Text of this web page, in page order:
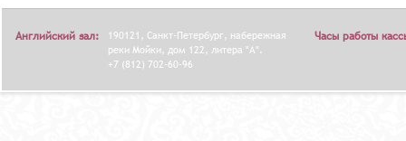
Английский зал:
190121, Санкт-Петербург, набережная
реки Мойки, дом 122, литера "А".
+7 (812) 702-60-96
Часы работы